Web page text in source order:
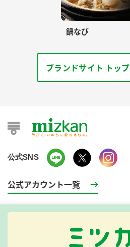
鍋なび
ブランドサイト トップ
公式SNS
公式アカウント一覧